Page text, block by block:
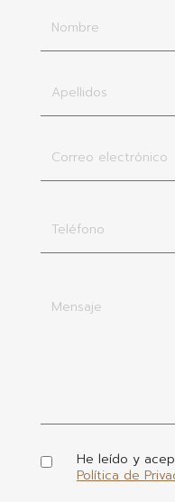
Nombre
Apellidos
Correo electrónico
Teléfono
Mensaje
He leído y
Política de